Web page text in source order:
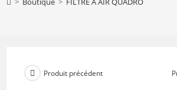
Produit précédent